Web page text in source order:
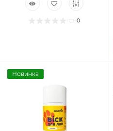
0
Новинка